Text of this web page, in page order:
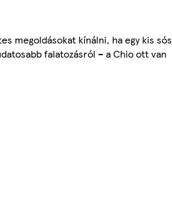
megoldásokat kínálni, ha egy kis sós
falatozásról – a Chio ott van